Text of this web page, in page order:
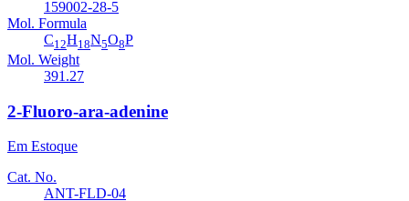
159002-28-5
Mol. Formula
C12H18N5O8P
Mol. Weight
391.27
2-Fluoro-ara-adenine
Em Estoque
Cat. No.
ANT-FLD-04